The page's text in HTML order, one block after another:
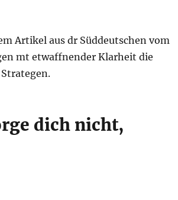
Artikel aus dr Süddeutschen vom
mt etwaffnender Klarheit die
Strategen.
dich nicht,